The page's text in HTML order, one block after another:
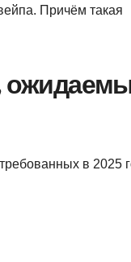
Причём такая
в 2025